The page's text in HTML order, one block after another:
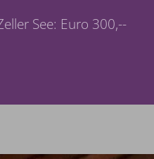
See: Euro 300,--